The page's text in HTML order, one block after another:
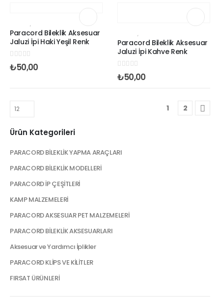
JALUZI İPI,
Paracord Bileklik Aksesuar
Jaluzi İpi Haki Yeşil Renk
0 out of 5
₺50,00
JALUZI İPI,
Paracord Bileklik Aksesuar
Jaluzi İpi Kahve Renk
0 out of 5
₺50,00
1 2
Ürün Kategorileri
PARACORD BİLEKLİK YAPMA ARAÇLARI
PARACORD BİLEKLİK MODELLERİ
PARACORD İP ÇEŞİTLERİ
KAMP MALZEMELERİ
PARACORD AKSESUAR PET MALZEMELERİ
PARACORD BİLEKLİK AKSESUARLARI
Aksesuar ve Yardımcı İplikler
PARACORD KLİPS VE KİLİTLER
FIRSAT ÜRÜNLERİ